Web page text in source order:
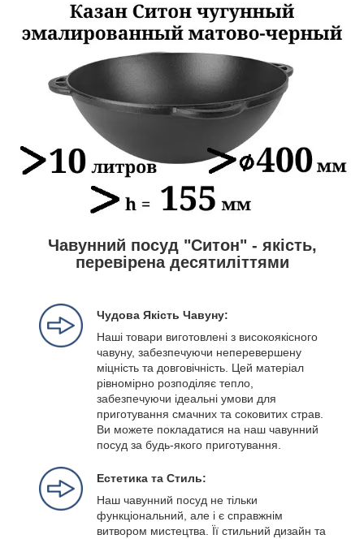
Чавунний посуд "Ситон" - якість,
перевірена десятиліттями
Чудова Якість Чавуну:
Наші товари виготовлені з високоякісного
чавуну, забезпечуючи неперевершену
міцність та довговічність. Цей матеріал
рівномірно розподіляє тепло,
забезпечуючи ідеальні умови для
приготування смачних та соковитих страв.
Ви можете покладатися на наш чавунний
посуд за будь-якого приготування.
Естетика та Стиль:
Наш чавунний посуд не тільки
функціональний, але і є справжнім
витвором мистецтва. Її стильний дизайн та